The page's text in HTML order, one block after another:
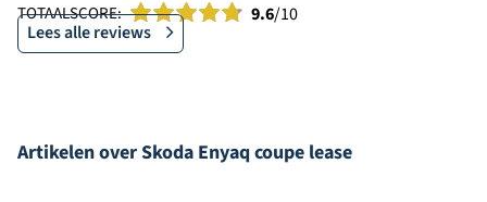
TOTAALSCORE: 9.6/10
Lees alle reviews
Artikelen over Skoda Enyaq coupe lease